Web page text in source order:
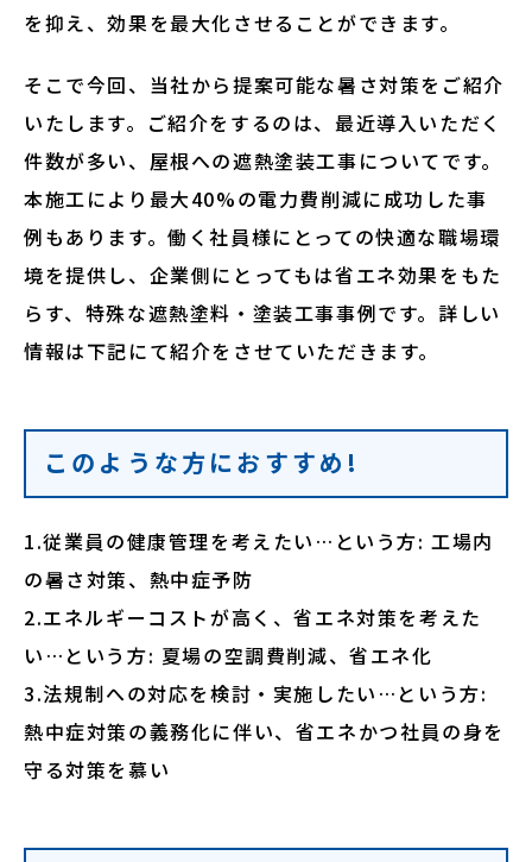
を抑え、効果を最大化させることができます。
そこで今回、当社から提案可能な暑さ対策をご紹介
いたします。ご紹介をするのは、最近導入いただく
件数が多い、屋根への遮熱塗装工事についてです。
本施工により最大40%の電力費削減に成功した事
例もあります。働く社員様にとっての快適な職場環
境を提供し、企業側にとってもは省エネ効果をもた
らす、特殊な遮熱塗料・塗装工事事例です。詳しい
情報は下記にて紹介をさせていただきます。
このような方におすすめ!
1.従業員の健康管理を考えたい…という方: 工場内
の暑さ対策、熱中症予防
2.エネルギーコストが高く、省エネ対策を考えた
い…という方: 夏場の空調費削減、省エネ化
3.法規制への対応を検討・実施したい…という方:
熱中症対策の義務化に伴い、省エネかつ社員の身を
守る対策を慕い